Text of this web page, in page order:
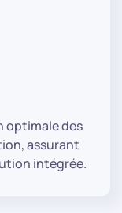
optimale des
assurant
intégrée.